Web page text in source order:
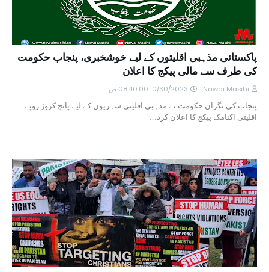
پاکستانی مذہبی اقلیتوں کے لیے خوشخبری، پنجاب حکومت
کی طرف سے مالی پیکج کا اعلان
Nawai Masihi 10/30/2023 08:40:00 ص
پنجاب کی نگران حکومت نے مذہبی اقلیتی شہریوں کے لیے پانچ کروڑ روپے
اقلیتی اکنامک پیکج کا اعلان کرد…